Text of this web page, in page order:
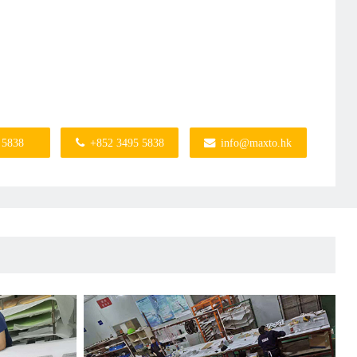
+852 3495 5838 info@maxto.hk